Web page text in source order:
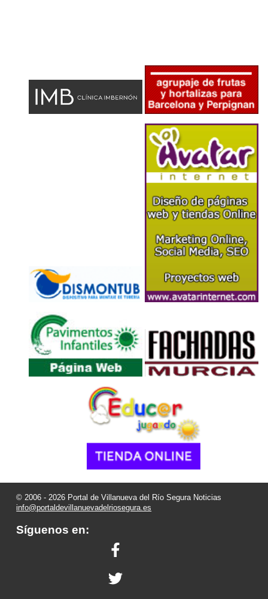
© 2006 - 2026 Portal de Villanueva del Río Segura Noticias
info@portaldevillanuevadelriosegura.es
Síguenos en: